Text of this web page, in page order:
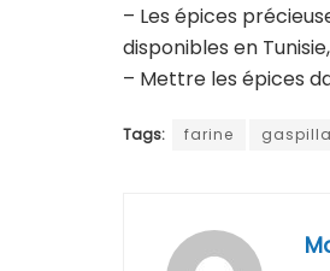
– Les épices
disponibles en
– Mettre les épices
Tags: farine